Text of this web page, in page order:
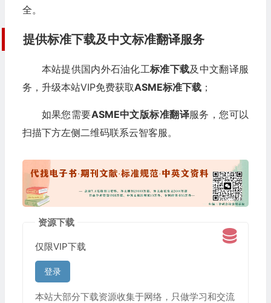
全。
提供标准下载及中文标准翻译服务
本站提供国内外石油化工标准下载及中文翻译服
务，升级本站VIP免费获取ASME标准下载；
如果您需要ASME中文版标准翻译服务，您可以
扫描下方左侧二维码联系云智客服。
资源下载
仅限VIP下载
登录
本站大部分下载资源收集于网络，只做学习和交流